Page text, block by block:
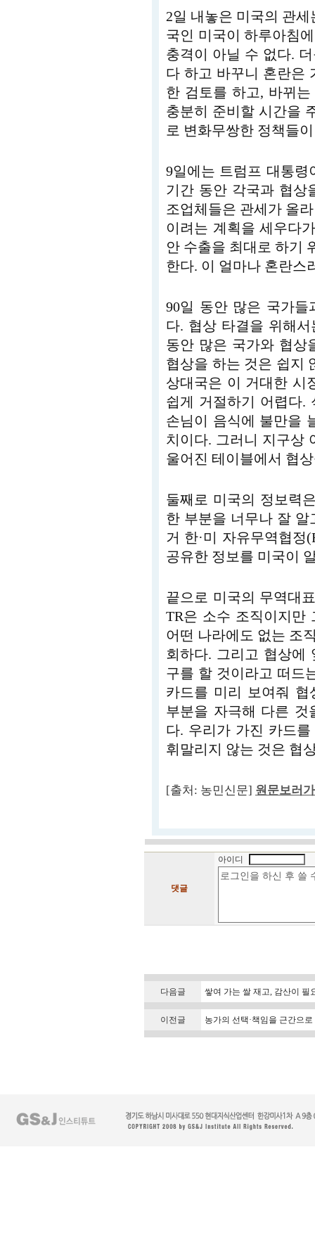
2일 내놓은 미국의 관
국인 미국이 하루아침
충격이 아닐 수 없다.
다 하고 바꾸니 혼란은
한 검토를 하고, 바뀌
충분히 준비할 시간을
로 변화무쌍한 정책들
9일에는 트럼프 대통령
기간 동안 각국과 협상
조업체들은 관세가 올
이려는 계획을 세우다
안 수출을 최대로 하기
한다. 이 얼마나 혼란스
90일 동안 많은 국가
다. 협상 타결을 위해
동안 많은 국가와 협상
협상을 하는 것은 쉽지
상대국은 이 거대한 시
쉽게 거절하기 어렵다.
손님이 음식에 불만을
치이다. 그러니 지구상
울어진 테이블에서 협
둘째로 미국의 정보력
한 부분을 너무나 잘
거 한·미 자유무역협정
공유한 정보를 미국이
끝으로 미국의 무역대
TR은 소수 조직이지만
어떤 나라에도 없는 조
회하다. 그리고 협상에
구를 할 것이라고 떠드
카드를 미리 보여줘 협
부분을 자극해 다른 것
다. 우리가 가진 카드
휘말리지 않는 것은 협
[출처: 농민신문] 원문보러
댓글
아이디
다음글 쌓여 가는 쌀 재고, 감산이 필
이전글 농가의 선택·책임을 근간으